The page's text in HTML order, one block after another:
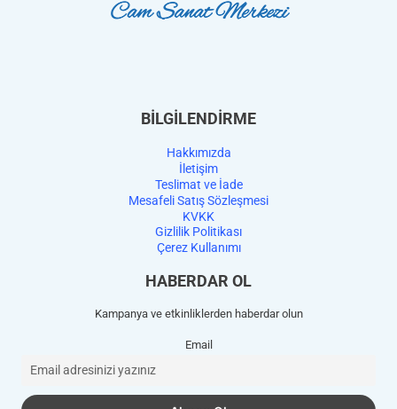
BİLGİLENDİRME
Hakkımızda
İletişim
Teslimat ve İade
Mesafeli Satış Sözleşmesi
KVKK
Gizlilik Politikası
Çerez Kullanımı
HABERDAR OL
Kampanya ve etkinliklerden haberdar olun
Email